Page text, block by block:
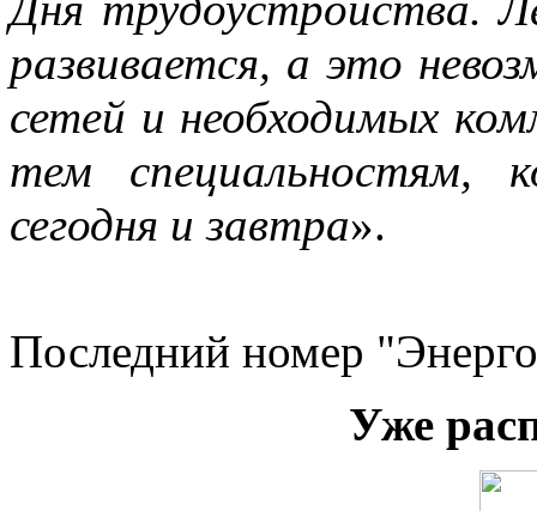
развивается, а это
сетей и необходимых
тем специальностям,
сегодня и завтра».
Последний номер
Уже